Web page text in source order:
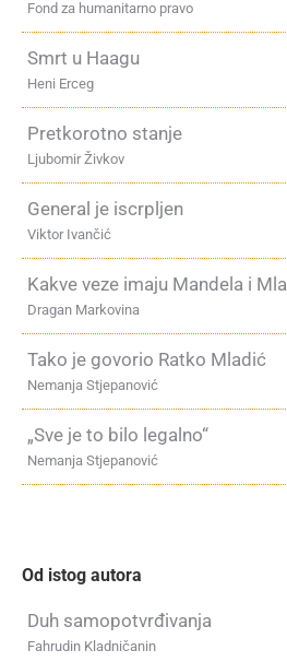
Fond za humanitarno pravo
Smrt u Haagu
Heni Erceg
Pretkorotno stanje
Ljubomir Živkov
General je iscrpljen
Viktor Ivančić
Kakve veze imaju Mandela i
Dragan Markovina
Tako je govorio Ratko Mladić
Nemanja Stjepanović
„Sve je to bilo legalno“
Nemanja Stjepanović
Od istog autora
Duh samopotvrđivanja
Fahrudin Kladničanin